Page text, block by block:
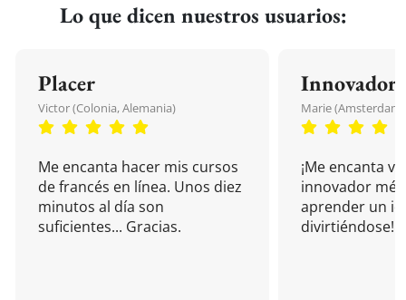
Lo que dicen nuestros usuarios:
Placer
Victor (Colonia, Alemania)
Me encanta hacer mis cursos
de francés en línea. Unos diez
minutos al día son
suficientes... Gracias.
Innovador
Marie (Amsterdam,
¡Me encanta
innovador
aprender un
divirtiéndose!